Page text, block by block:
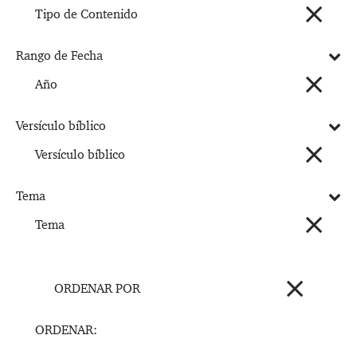
Tipo de Contenido
Rango de Fecha
Año
Versículo bíblico
Versículo bíblico
Tema
Tema
ORDENAR POR
ORDENAR: